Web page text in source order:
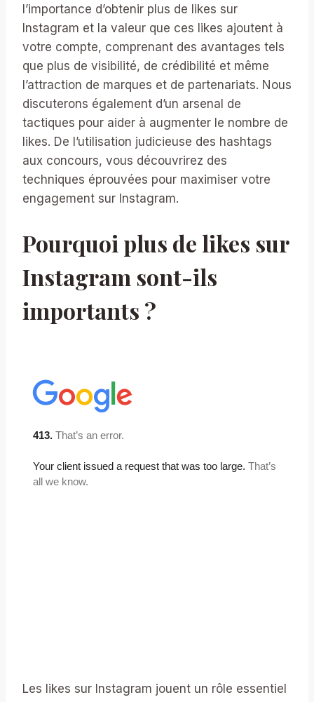
l’importance d’obtenir plus de likes sur
Instagram et la valeur que ces likes ajoutent à
votre compte, comprenant des avantages tels
que plus de visibilité, de crédibilité et même
l’attraction de marques et de partenariats. Nous
discuterons également d’un arsenal de
tactiques pour aider à augmenter le nombre de
likes. De l’utilisation judicieuse des hashtags
aux concours, vous découvrirez des
techniques éprouvées pour maximiser votre
engagement sur Instagram.
Pourquoi plus de likes sur
Instagram sont-ils
importants ?
Les likes sur Instagram jouent un rôle essentiel